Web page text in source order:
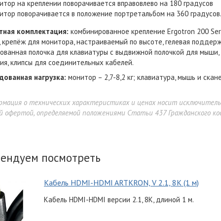
на креплении поворачивается вправовлево на 180 градусов
поворачивается в положение портретальбом на 360 градусов.
комплектация: комбинированное крепление Ergotron 200
для монитора, настраиваемый по высоте, гелевая
полочка для клавиатуры с выдвижной полочкой для
клипсы для соединительных кабелей.
нагрузка: монитор – 2,7-8,2 кг; клавиатура, мышь и
о технических характеристиках и ценах носит
офертой, определяемой положениями Статьи 437 Гражданского
посмотреть
Кабель HDMI-HDMI ARTKRON, V 2.1, 8K (1 м)
Кабель HDMI-HDMI версии 2.1, 8K, длиной 1 м.